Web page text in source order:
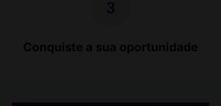
Conquiste a sua oportunidade